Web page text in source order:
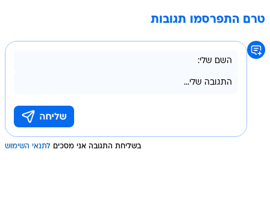
טרם התפרסמו תגובות
בשליחת התגובה אני מסכים לתנאי השימוש